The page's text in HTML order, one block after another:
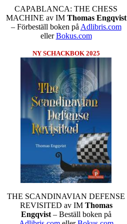
CAPABLANCA: THE CHESS
MACHINE av IM Thomas Engqvist
– Förbeställ boken på Adlibris.com
ellerBokus.com
NY SCHACKBOK 2025
THE SCANDINAVIAN DEFENSE
REVISITED av IM Thomas
Engqvist– Beställ boken på